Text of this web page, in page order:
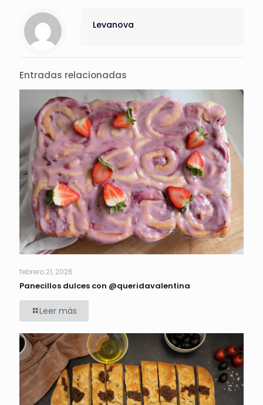
Levanova
Entradas relacionadas
febrero 21, 2026
Panecillos dulces con @queridavalentina
Leer más